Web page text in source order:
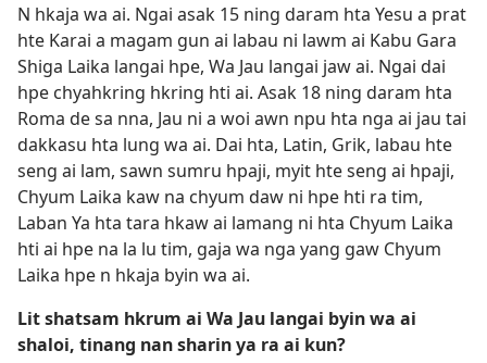
N hkaja wa ai. Ngai asak 15 ning daram hta Yesu a prat
hte Karai a magam gun ai labau ni lawm ai Kabu Gara
Shiga Laika langai hpe, Wa Jau langai jaw ai. Ngai dai
hpe chyahkring hkring hti ai. Asak 18 ning daram hta
Roma de sa nna, Jau ni a woi awn npu hta nga ai jau tai
dakkasu hta lung wa ai. Dai hta, Latin, Grik, labau hte
seng ai lam, sawn sumru hpaji, myit hte seng ai hpaji,
Chyum Laika kaw na chyum daw ni hpe hti ra tim,
Laban Ya hta tara hkaw ai lamang ni hta Chyum Laika
hti ai hpe na la lu tim, gaja wa nga yang gaw Chyum
Laika hpe n hkaja byin wa ai.
Lit shatsam hkrum ai Wa Jau langai byin wa ai
shaloi, tinang nan sharin ya ra ai kun?